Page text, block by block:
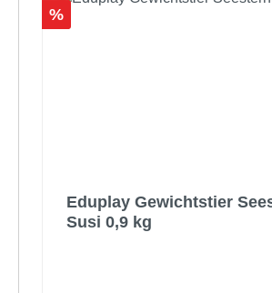
Rabatt
%
Eduplay Gewichtstier
Susi 0,9 kg